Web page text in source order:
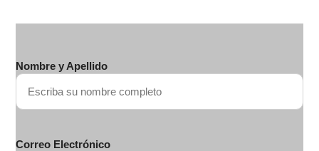
Nombre y Apellido
Correo Electrónico